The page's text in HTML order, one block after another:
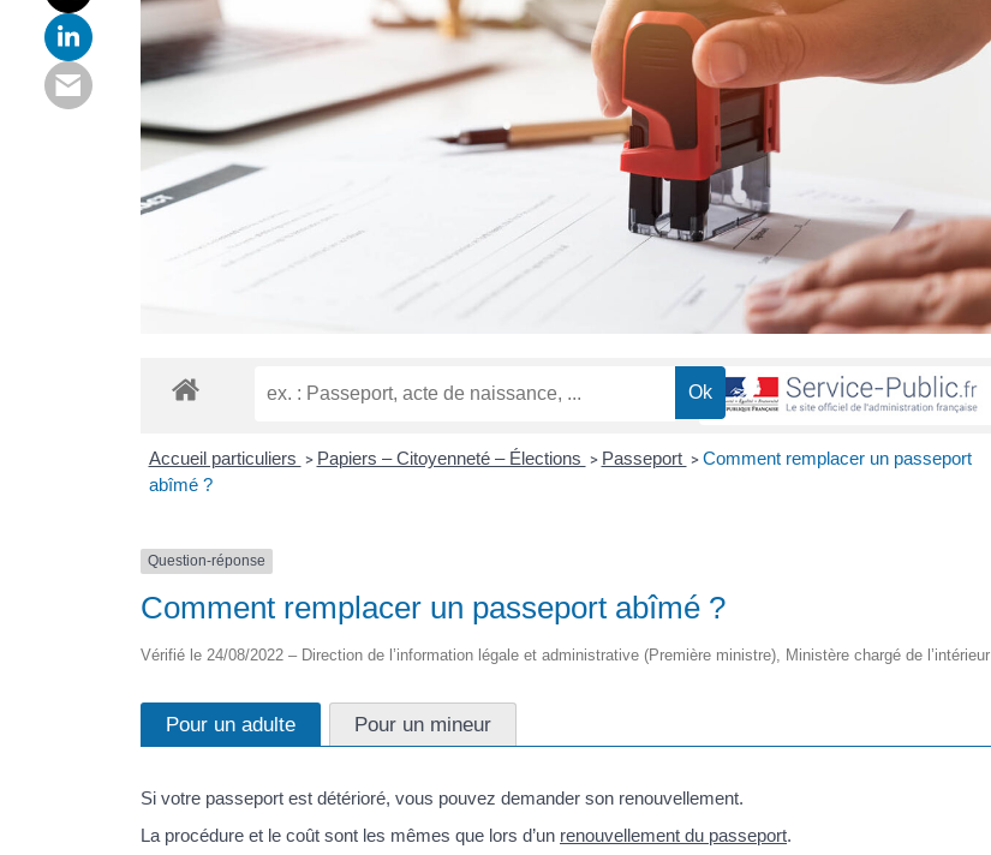
Accueil particuliers > Papiers – Citoyenneté – Élections > Passeport > Comment remplacer un passeport
abîmé ?
Question-réponse
Comment remplacer un passeport abîmé ?
Vérifié le 24/08/2022 – Direction de l’information légale et administrative (Première ministre), Ministère chargé de l’intérieur
Pour un adulte Pour un mineur
Si votre passeport est détérioré, vous pouvez demander son renouvellement.
La procédure et le coût sont les mêmes que lors d’un renouvellement du passeport.